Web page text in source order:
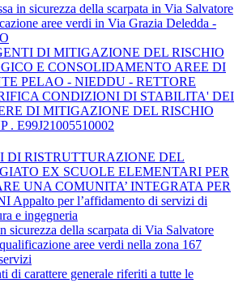
in sicurezza della scarpata in Via Salvatore
aree verdi in Via Grazia Deledda -
DI MITIGAZIONE DEL RISCHIO
E CONSOLIDAMENTO AREE DI
PELAO - NIEDDU - RETTORE
CONDIZIONI DI STABILITA' DEI
DI MITIGAZIONE DEL RISCHIO
. E99J21005510002
DI RISTRUTTURAZIONE DEL
EX SCUOLE ELEMENTARI PER
UNA COMUNITA’ INTEGRATA PER
Appalto per l’affidamento di servizi di
e ingegneria
sicurezza della scarpata di Via Salvatore
aree verdi nella zona 167
di carattere generale riferiti a tutte le